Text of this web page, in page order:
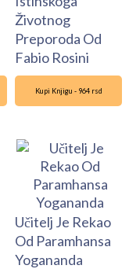
Životnog
Preporoda Od
Fabio Rosini
Kupi Knjigu - 964 rsd
Učitelj Je Rekao
Od Paramhansa
Yogananda